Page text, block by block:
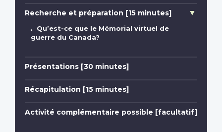
Recherche et préparation [15 minutes]
Qu’est-ce que le Mémorial virtuel de
guerre du Canada?
Présentations [30 minutes]
Récapitulation [15 minutes]
Activité complémentaire possible [facultatif]